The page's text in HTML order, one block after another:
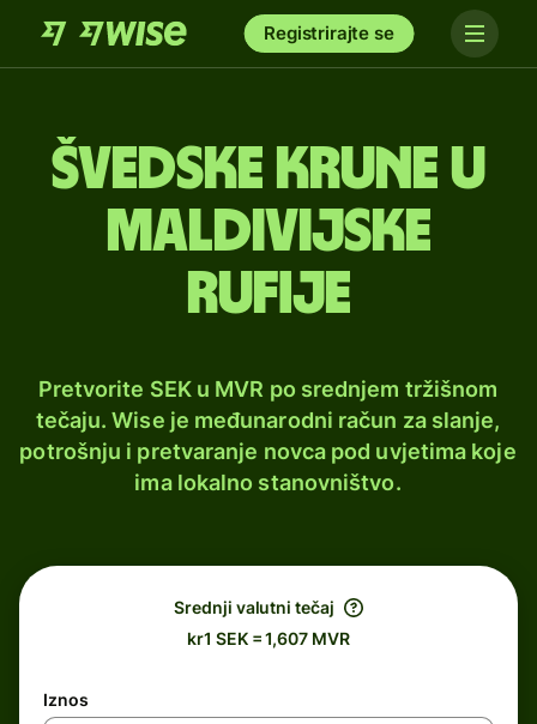
Registrirajte se
Švedske krune u
maldivijske
rufije
Pretvorite SEK u MVR po srednjem tržišnom
tečaju. Wise je međunarodni račun za slanje,
potrošnju i pretvaranje novca pod uvjetima koje
ima lokalno stanovništvo.
Srednji valutni tečaj
kr1 SEK = 1,607 MVR
Iznos